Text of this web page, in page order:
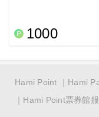
1000
Hami Point Hami
Hami Point票券館